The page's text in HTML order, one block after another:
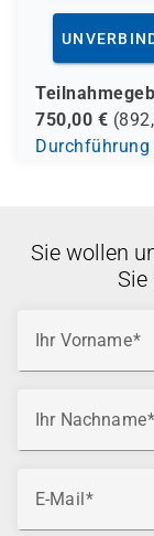
750,00 € (
Sie wollen
Ihr Vorname
Ihr Nachname
E-Mail